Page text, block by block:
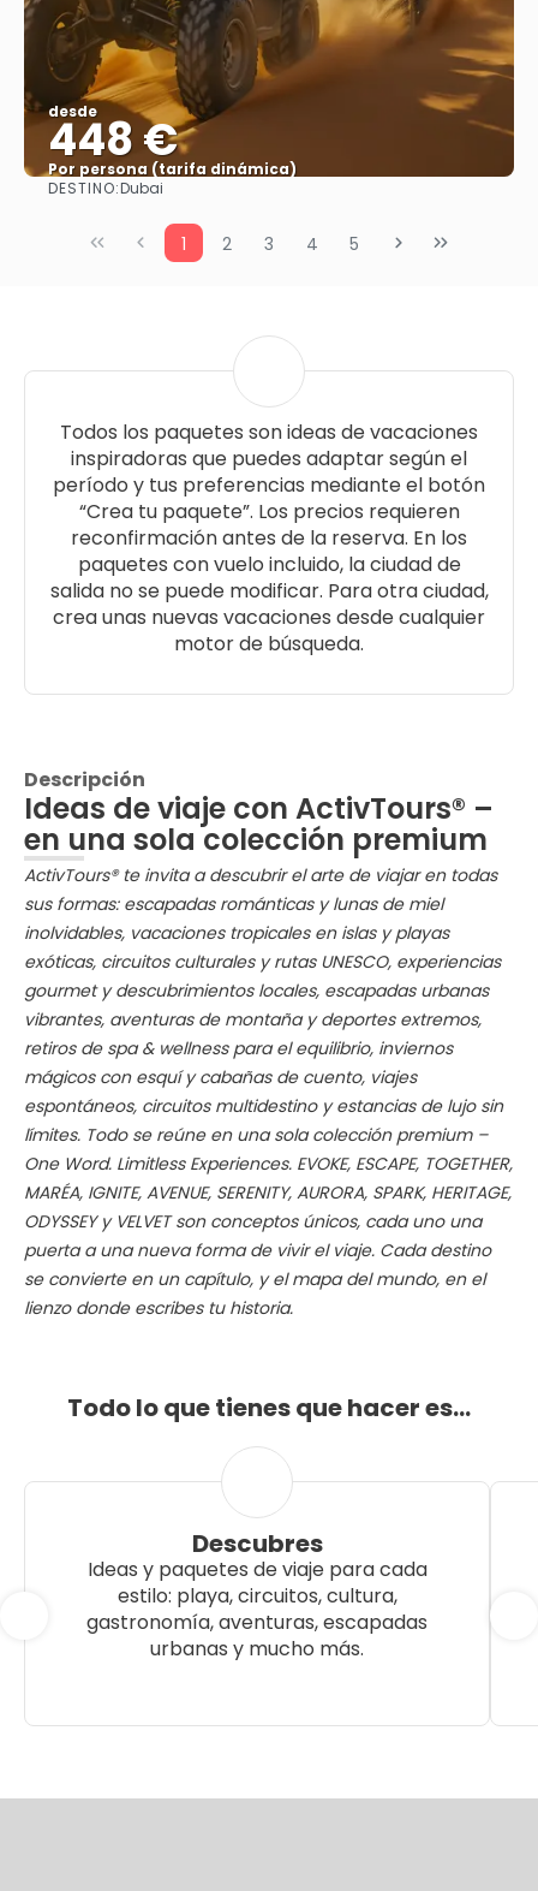
desde
448 €
Por persona (tarifa dinámica)
DESTINO:Dubai
1 2 3 4 5
Todos los paquetes son ideas de vacaciones
inspiradoras que puedes adaptar según el
período y tus preferencias mediante el botón
“Crea tu paquete”. Los precios requieren
reconfirmación antes de la reserva. En los
paquetes con vuelo incluido, la ciudad de
salida no se puede modificar. Para otra ciudad,
crea unas nuevas vacaciones desde cualquier
motor de búsqueda.
Descripción
Ideas de viaje con ActivTours® –
en una sola colección premium
ActivTours® te invita a descubrir el arte de viajar en todas
sus formas: escapadas románticas y lunas de miel
inolvidables, vacaciones tropicales en islas y playas
exóticas, circuitos culturales y rutas UNESCO, experiencias
gourmet y descubrimientos locales, escapadas urbanas
vibrantes, aventuras de montaña y deportes extremos,
retiros de spa & wellness para el equilibrio, inviernos
mágicos con esquí y cabañas de cuento, viajes
espontáneos, circuitos multidestino y estancias de lujo sin
límites. Todo se reúne en una sola colección premium –
One Word. Limitless Experiences. EVOKE, ESCAPE, TOGETHER,
MARÉA, IGNITE, AVENUE, SERENITY, AURORA, SPARK, HERITAGE,
ODYSSEY y VELVET son conceptos únicos, cada uno una
puerta a una nueva forma de vivir el viaje. Cada destino
se convierte en un capítulo, y el mapa del mundo, en el
lienzo donde escribes tu historia.
Todo lo que tienes que hacer es…
Descubres
Ideas y paquetes de viaje para cada
estilo: playa, circuitos, cultura,
gastronomía, aventuras, escapadas
urbanas y mucho más.